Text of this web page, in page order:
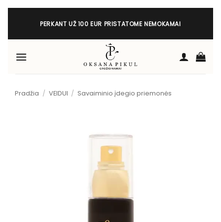
Skip
PERKANT UŽ 100 EUR PRISTATOME NEMOKAMAI
Pradžia / VEIDUI / Savaiminio įdegio priemonės